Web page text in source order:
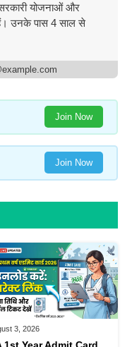
योजनाओं और
उनके पास 4 साल से
Join Now
Join Now
3, 2026